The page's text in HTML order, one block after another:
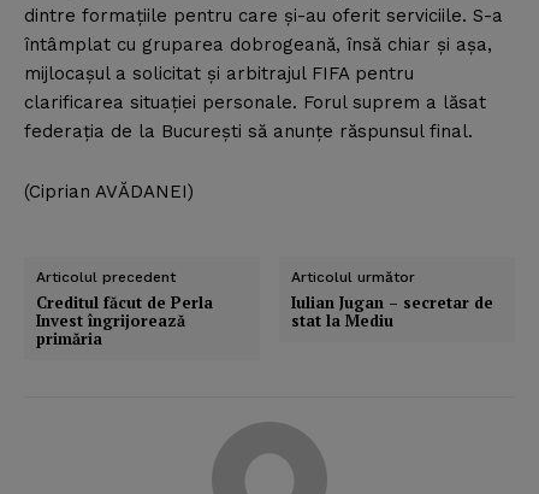
dintre formaţiile pentru care şi-au oferit serviciile. S-a
întâmplat cu gruparea dobrogeană, însă chiar şi aşa,
mijlocaşul a solicitat şi arbitrajul FIFA pentru
clarificarea situaţiei personale. Forul suprem a lăsat
federaţia de la Bucureşti să anunţe răspunsul final.
(Ciprian AVĂDANEI)
Articolul precedent
Creditul făcut de Perla
Invest îngrijorează
primăria
Articolul următor
Iulian Jugan – secretar de
stat la Mediu